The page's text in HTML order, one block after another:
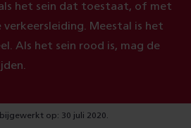
het sein dat toestaat, of met
Meestal is het
Als het sein rood is, mag de
op: 30 juli 2020.